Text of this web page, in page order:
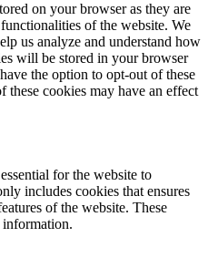
on your browser as they are
of the website. We
us analyze and understand how
will be stored in your browser
the option to opt-out of these
cookies may have an effect
for the website to
includes cookies that ensures
of the website. These
information.